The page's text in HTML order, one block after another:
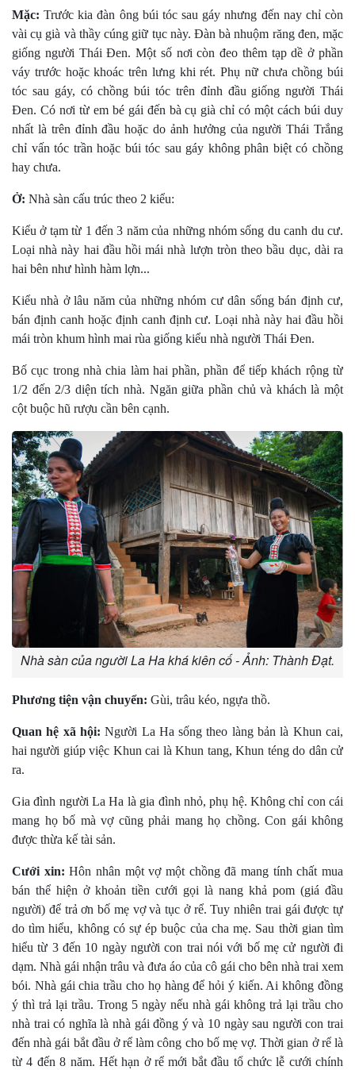
Mặc:Trước kia đàn ông búi tóc sau gáy nhưng đến nay chỉ còn
vài cụ già và thầy cúng giữ tục này. Ðàn bà nhuộm răng đen, mặc
giống người Thái Ðen. Một số nơi còn đeo thêm tạp dề ở phần
váy trước hoặc khoác trên lưng khi rét. Phụ nữ chưa chồng búi
tóc sau gáy, có chồng búi tóc trên đỉnh đầu giống người Thái
Ðen. Có nơi từ em bé gái đến bà cụ già chỉ có một cách búi duy
nhất là trên đỉnh đầu hoặc do ảnh hưởng của người Thái Trắng
chỉ vấn tóc trần hoặc búi tóc sau gáy không phân biệt có chồng
hay chưa.
Ở: Nhà sàn cấu trúc theo 2 kiểu:
Kiểu ở tạm từ 1 đến 3 năm của những nhóm sống du canh du cư.
Loại nhà này hai đầu hồi mái nhà lượn tròn theo bầu dục, dài ra
hai bên như hình hàm lợn...
Kiểu nhà ở lâu năm của những nhóm cư dân sống bán định cư,
bán định canh hoặc định canh định cư. Loại nhà này hai đầu hồi
mái tròn khum hình mai rùa giống kiểu nhà người Thái Ðen.
Bố cục trong nhà chia làm hai phần, phần để tiếp khách rộng từ
1/2 đến 2/3 diện tích nhà. Ngăn giữa phần chủ và khách là một
cột buộc hũ rượu cần bên cạnh.
Nhà sàn của người La Ha khá kiên cố - Ảnh: Thành Đạt.
Phương tiện vận chuyển: Gùi, trâu kéo, ngựa thồ.
Quan hệ xã hội:Người La Ha sống theo làng bản là Khun cai,
hai người giúp việc Khun cai là Khun tang, Khun téng do dân cử
ra.
Gia đình người La Ha là gia đình nhỏ, phụ hệ. Không chỉ con cái
mang họ bố mà vợ cũng phải mang họ chồng. Con gái không
được thừa kế tài sản.
Cưới xin: Hôn nhân một vợ một chồng đã mang tính chất mua
bán thể hiện ở khoản tiền cưới gọi là nang khả pom (giá đầu
người) để trả ơn bố mẹ vợ và tục ở rể. Tuy nhiên trai gái được tự
do tìm hiểu, không có sự ép buộc của cha mẹ. Sau thời gian tìm
hiểu từ 3 đến 10 ngày người con trai nói với bố mẹ cử người đi
dạm. Nhà gái nhận trâu và đưa áo của cô gái cho bên nhà trai xem
bói. Nhà gái chia trầu cho họ hàng để hỏi ý kiến. Ai không đồng
ý thì trả lại trầu. Trong 5 ngày nếu nhà gái không trả lại trầu cho
nhà trai có nghĩa là nhà gái đồng ý và 10 ngày sau người con trai
đến nhà gái bắt đầu ở rể làm công cho bố mẹ vợ. Thời gian ở rể là
từ 4 đến 8 năm. Hết hạn ở rể mới bắt đầu tổ chức lễ cưới chính